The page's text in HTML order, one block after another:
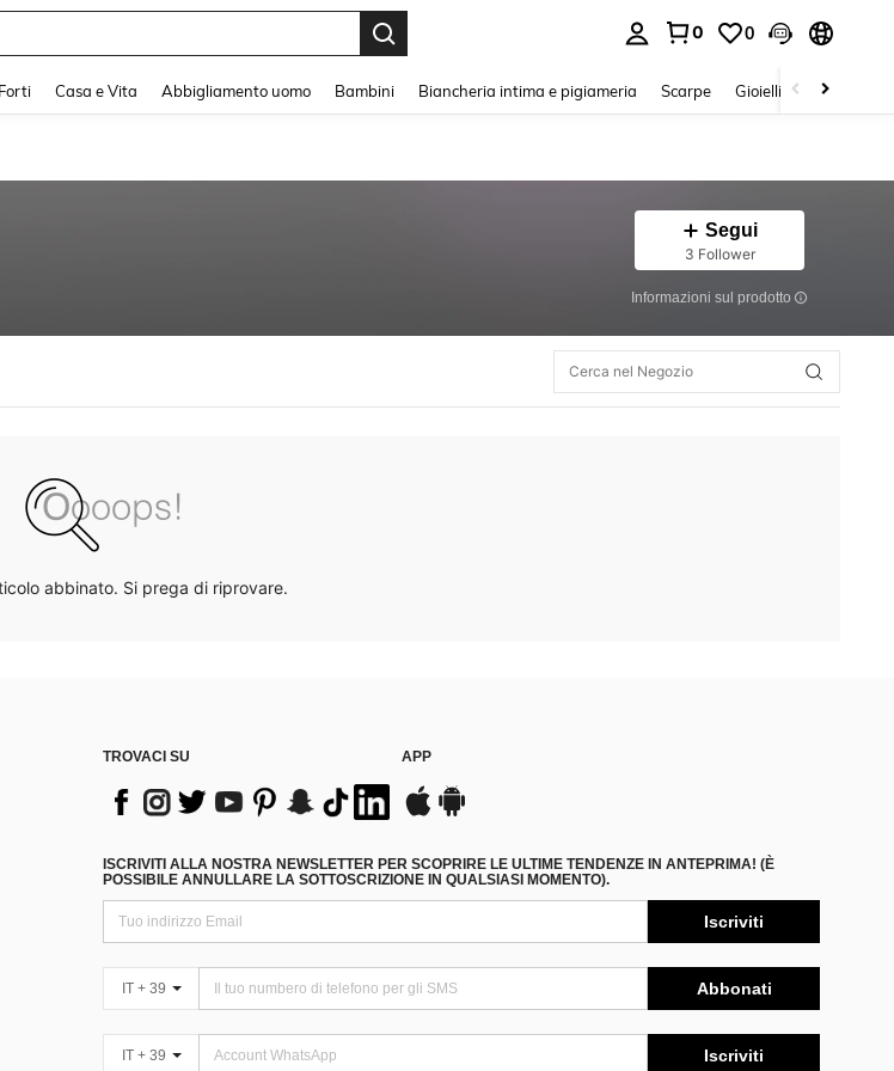
0 0
Casa e Vita Abbigliamento uomo Bambini Biancheria intima e pigiameria Scarpe Gioielli E Accessori
Segui
3 Follower
Informazioni sul prodotto
abbinato. Si prega di riprovare.
TROVACI SU APP
ISCRIVITI ALLA NOSTRA NEWSLETTER PER SCOPRIRE LE ULTIME TENDENZE IN ANTEPRIMA! (È
POSSIBILE ANNULLARE LA SOTTOSCRIZIONE IN QUALSIASI MOMENTO).
Iscriviti
IT + 39 Abbonati
IT + 39 Iscriviti